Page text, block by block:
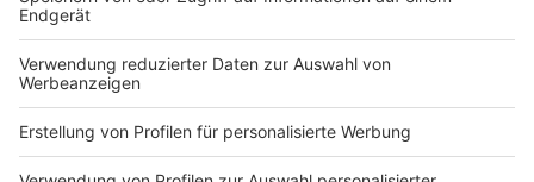
Heimspiele von Fortuna Düsseldorf besuchen
können.
Finanzierung: Die Umsetzung soll durch alternative
Finanzierungsmodelle wie Sponsoren, Partner und
neue Erlösquellen ermöglicht werden – nicht
durch höhere Mitgliedsbeiträge oder